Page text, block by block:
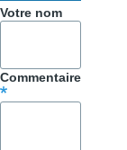
Astuces
Votre nom
Commentaire